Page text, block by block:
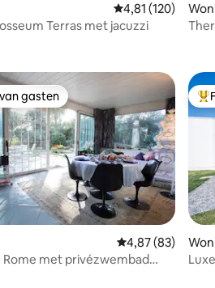
van 5 op 5, 63 recensies
Gemiddelde
4,81 (120)
Terras met jacuzzi
gasten
gasten
Gemiddelde
4,87 (83)
Rome met privézwembad